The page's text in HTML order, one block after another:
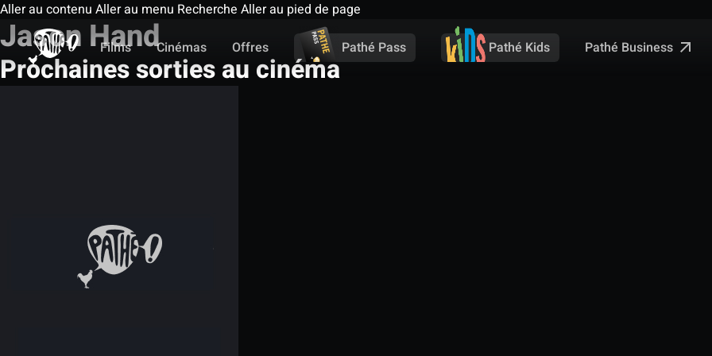
Aller au contenu Aller au menu Recherche Aller au pied de page
Films
Cinémas Offres Pathé Pass Pathé Kids Pathé Business
Jason Hand
Prochaines sorties au cinéma